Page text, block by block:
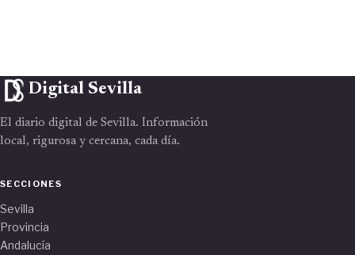
Digital Sevilla
El diario digital de Sevilla. Información
local, rigurosa y cercana, cada día.
SECCIONES
Sevilla
Provincia
Andalucía